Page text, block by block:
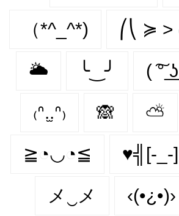
（*^_^*) ⎛⎝ ≽
🌥 ╰‿╯ ( ͠°
₍ᐢ.̫.ᐢ₎ 🙈 ⛅
≧◔◡◔≦ ♥╣[-_-
メ‿メ ‹(•¿•)›